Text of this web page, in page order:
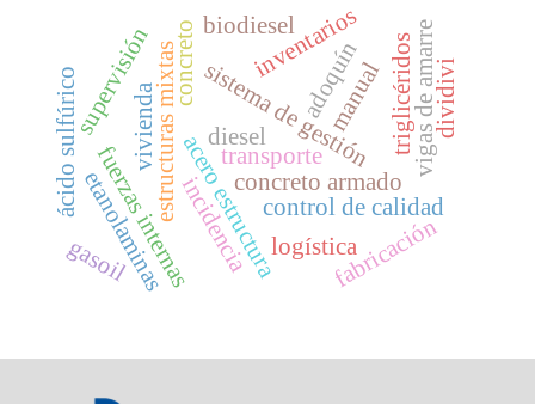
estructuras mixtas concreto armado
acero estructura
incidencia
vigas de amarre
fuerzas internas
sistema de gestión
control de calidad
supervisión
vivienda manual
adoquín
concreto
fabricación
logística
inventarios
transporte
biodiesel
triglicéridos
etanolaminas
gasoil
diesel dividivi
ácido sulfúrico